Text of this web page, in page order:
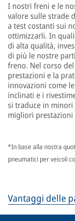
I nostri freni e le
valore sulle strade
a test costanti sui
ottimizzarli. In
di alta qualità,
di più le nostre
freno. Nel corso
prestazioni e la
innovazioni come
inclinati e i
si traduce in
migliori prestazioni
*In base alla nostra
pneumatici per veicoli
Vantaggi delle